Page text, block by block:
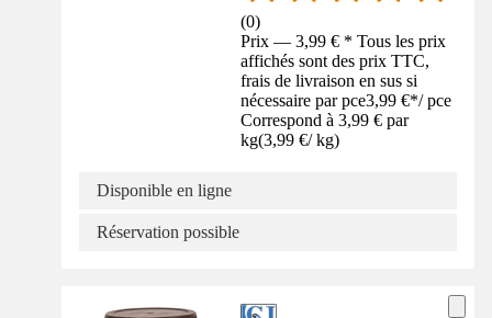
(0)
Prix — 3,99 € * Tous les prix
affichés sont des prix TTC,
frais de livraison en sus si
nécessaire par pce3,99 €*/ pce
Correspond à 3,99 € par
kg(3,99 €/ kg)
Disponible en ligne
Réservation possible